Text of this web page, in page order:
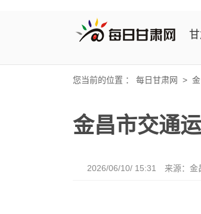
您当前的位置 ： 每日甘肃网 >
金昌市交通
2026/06/10/ 15:31 来源：金